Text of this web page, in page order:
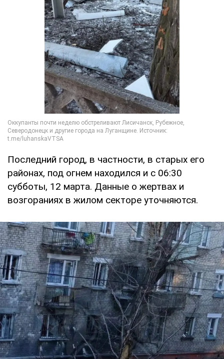
Последний город, в частности, в старых его
районах, под огнем находился и с 06:30
субботы, 12 марта. Данные о жертвах и
возгораниях в жилом секторе уточняются.